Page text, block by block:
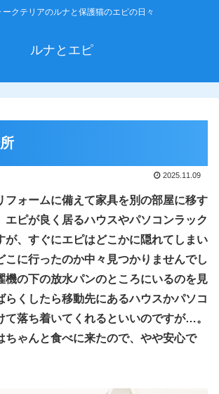
ークテリアのルナと保護猫のエピの日々
ルナとエピ
2025.11.09
フォームに備えて家具を別の部屋に移す
エピが良く居るハウスやパソコンラック
が、すぐにエピはどこかに隠れてしまい
こに行ったのか中々見つかりませんでし
機の下の放水パンのところにいるのを見
らくしたら移動先にあるハウスかパソコ
て落ち着いてくれるといいのですが…。
ちゃんと食べに来たので、やや安心で